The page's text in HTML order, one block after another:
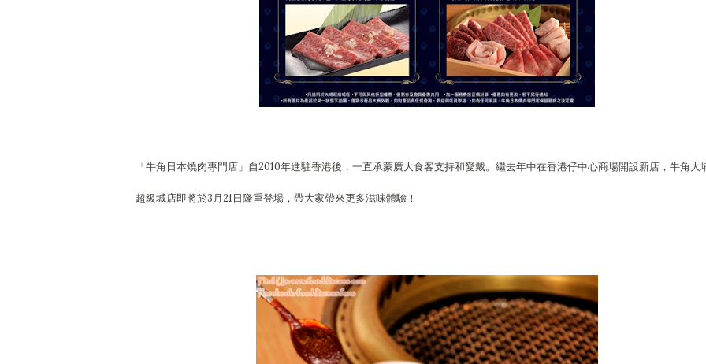
「牛角日本燒肉專門店」自2010年進駐香港後，一直承蒙廣大食客支持和愛戴。繼去年中在香港仔中心商場開設新店，牛角大
超級城店即將於3月21日隆重登場，帶大家帶來更多滋味體驗！